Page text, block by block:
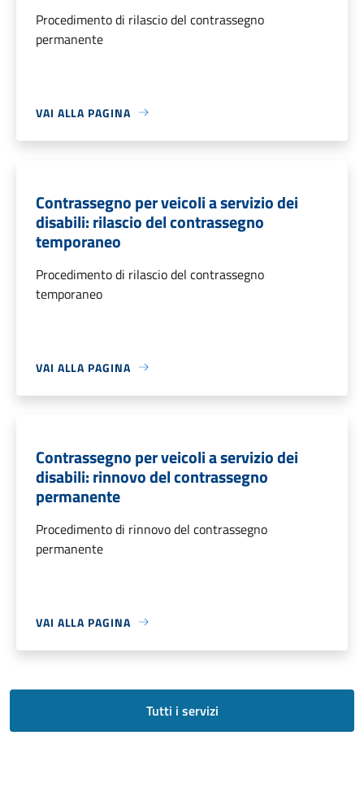
Procedimento di rilascio del contrassegno
permanente
VAI ALLA PAGINA
Contrassegno per veicoli a servizio dei
disabili: rilascio del contrassegno
temporaneo
Procedimento di rilascio del contrassegno
temporaneo
VAI ALLA PAGINA
Contrassegno per veicoli a servizio dei
disabili: rinnovo del contrassegno
permanente
Procedimento di rinnovo del contrassegno
permanente
VAI ALLA PAGINA
Tutti i servizi